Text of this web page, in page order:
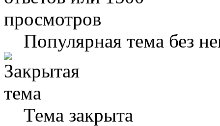
Популярная тема без
Тема закрыта